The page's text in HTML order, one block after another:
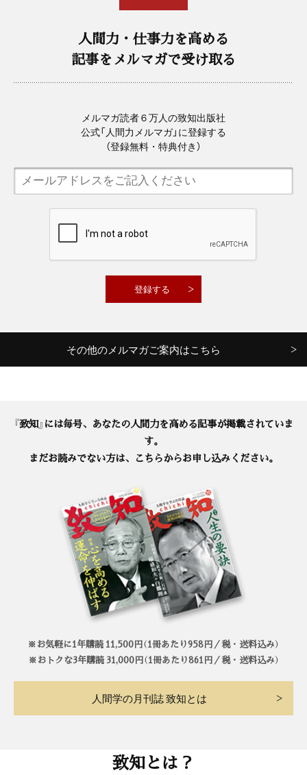
人間力・仕事力を高める
記事をメルマガで受け取る
メルマガ読者６万人の致知出版社
公式「人間力メルマガ」に登録する
（登録無料・特典付き）
その他のメルマガご案内はこちら
『致知』には毎号、あなたの人間力を高める記事が掲載されていま
す。
まだお読みでない方は、こちらからお申し込みください。
※お気軽に1年購読 11,500円（1冊あたり958円／税・送料込み）
※おトクな3年購読 31,000円（1冊あたり861円／税・送料込み）
人間学の月刊誌 致知とは
致知とは？